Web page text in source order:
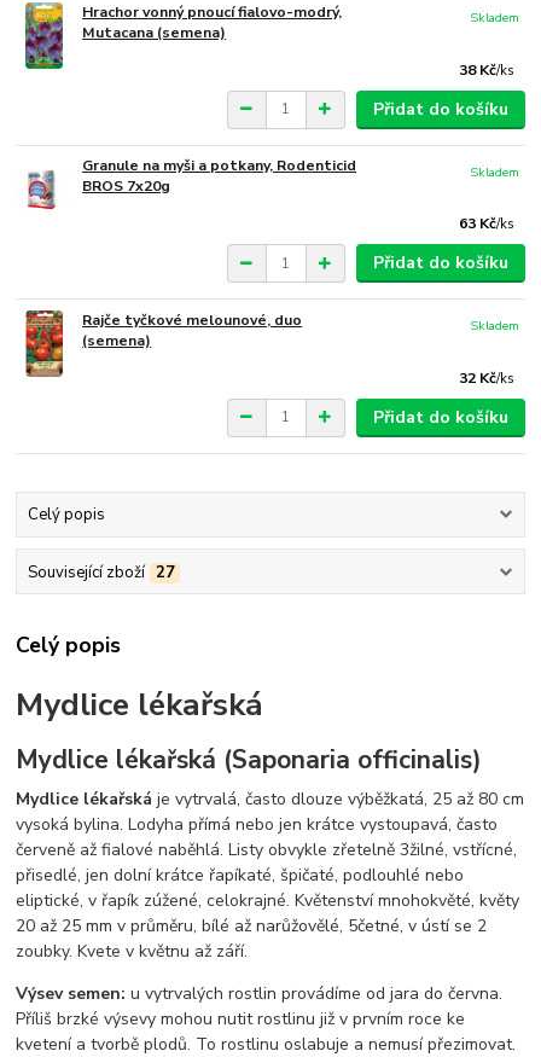
Hrachor vonný pnoucí fialovo-modrý,
Mutacana (semena)
38 Kč/ks
Skladem
Přidat do košíku
Granule na myši a potkany, Rodenticid
BROS 7x20g
63 Kč/ks
Skladem
Přidat do košíku
Rajče tyčkové melounové, duo
(semena)
32 Kč/ks
Skladem
Přidat do košíku
Celý popis
Související zboží 27
Celý popis
Mydlice lékařská
Mydlice lékařská (Saponaria officinalis)
Mydlice lékařská je vytrvalá, často dlouze výběžkatá, 25 až 80 cm
vysoká bylina. Lodyha přímá nebo jen krátce vystoupavá, často
červeně až fialové naběhlá. Listy obvykle zřetelně 3žilné, vstřícné,
přisedlé, jen dolní krátce řapíkaté, špičaté, podlouhlé nebo
eliptické, v řapík zúžené, celokrajné. Květenství mnohokvěté, květy
20 až 25 mm v průměru, bílé až narůžovělé, 5četné, v ústí se 2
zoubky. Kvete v květnu až září.
Výsev semen: u vytrvalých rostlin provádíme od jara do června.
Příliš brzké výsevy mohou nutit rostlinu již v prvním roce ke
kvetení a tvorbě plodů. To rostlinu oslabuje a nemusí přezimovat.